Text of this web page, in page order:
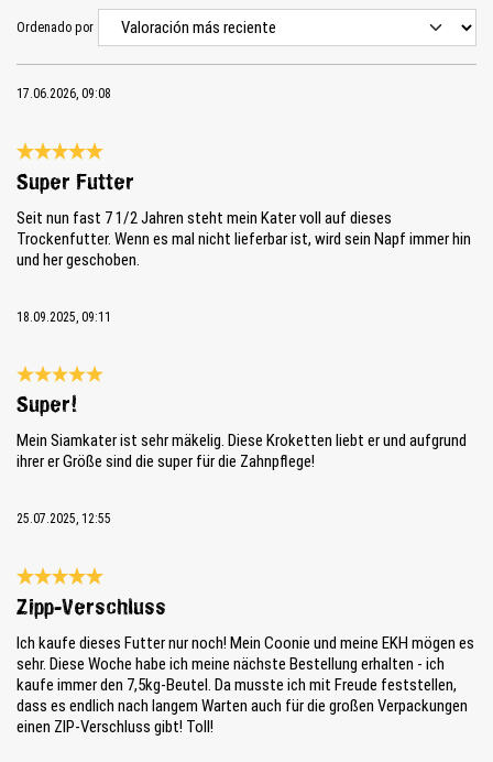
Ordenado por
17.06.2026, 09:08
Reseña con calificación de 5 de 5 estrellas
Super Futter
Seit nun fast 7 1/2 Jahren steht mein Kater voll auf dieses
Trockenfutter. Wenn es mal nicht lieferbar ist, wird sein Napf immer hin
und her geschoben.
18.09.2025, 09:11
Reseña con calificación de 5 de 5 estrellas
Super!
Mein Siamkater ist sehr mäkelig. Diese Kroketten liebt er und aufgrund
ihrer er Größe sind die super für die Zahnpflege!
25.07.2025, 12:55
Reseña con calificación de 5 de 5 estrellas
Zipp-Verschluss
Ich kaufe dieses Futter nur noch! Mein Coonie und meine EKH mögen es
sehr. Diese Woche habe ich meine nächste Bestellung erhalten - ich
kaufe immer den 7,5kg-Beutel. Da musste ich mit Freude feststellen,
dass es endlich nach langem Warten auch für die großen Verpackungen
einen ZIP-Verschluss gibt! Toll!